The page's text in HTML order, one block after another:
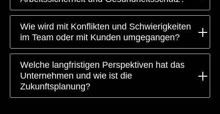
Wie wird mit Konflikten und Schwierigkeiten
im Team oder mit Kunden umgegangen?
Welche langfristigen Perspektiven hat das
Unternehmen und wie ist die
Zukunftsplanung?